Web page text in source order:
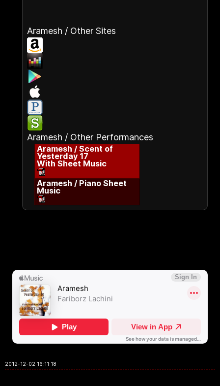
Aramesh / Other Sites
Aramesh / Other Performances
Aramesh / Scent of
Yesterday 17
With Sheet Music
Aramesh / Piano Sheet
Music
2012-12-02 16:11:18